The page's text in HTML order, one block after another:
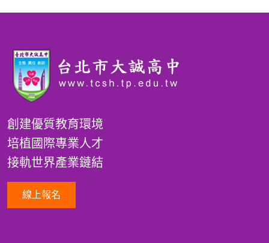
創建優質教育環境
培植國際專業人才
接軌世界產業鏈結
線上報名